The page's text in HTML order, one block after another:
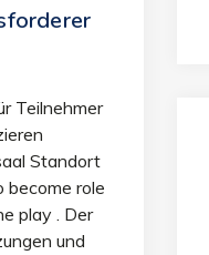
Teilnehmer
Standort
role
play . Der
und